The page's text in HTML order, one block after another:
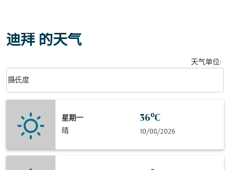
迪拜 的天气
天气单位:
Weather unit option 摄氏度 Selected
摄氏度
keyboard_arrow_down
星期一
晴
36°C
10/08/2026